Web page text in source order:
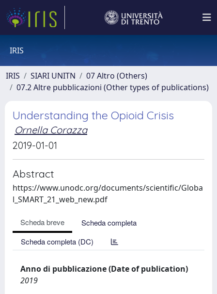
IRIS
IRIS SIARI UNITN
07 Altro (Others)
07.2 Altre pubblicazioni (Other types of publications)
Understanding the Opioid Crisis
Ornella Corazza
2019-01-01
Abstract
https://www.unodc.org/documents/scientific/Globa
l_SMART_21_web_new.pdf
Scheda breve
Scheda completa
Scheda completa (DC)
Anno di pubblicazione (Date of publication)
2019